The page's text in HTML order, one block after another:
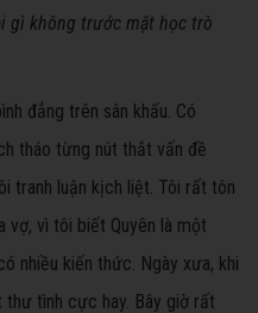
gì không trước mặt học trò
đẳng trên sân khấu. Có
tháo từng nút thắt vấn đề
tranh luận kịch liệt. Tôi rất tôn
vợ, vì tôi biết Quyên là một
nhiều kiến thức. Ngày xưa, khi
thư tình cực hay. Bây giờ rất